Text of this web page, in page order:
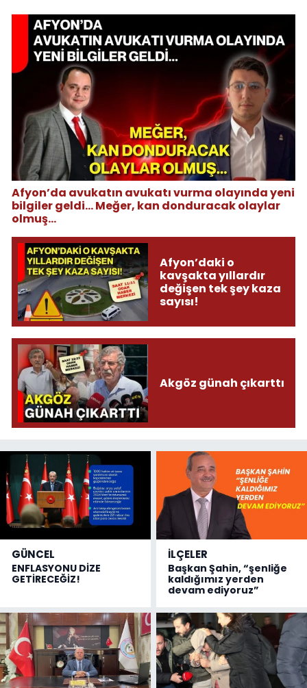
Afyon’da avukatın avukatı vurma olayında yeni
bilgiler geldi... Meğer, kan donduracak olaylar
olmuş...
Afyon’daki o
kavşakta yıllardır
değişen tek şey kaza
sayısı!
Akgöz günah çıkarttı
GÜNCEL
ENFLASYONU DİZE
GETİRECEĞİZ!
İLÇELER
Başkan Şahin, “şenliğe
kaldığımız yerden
devam ediyoruz”